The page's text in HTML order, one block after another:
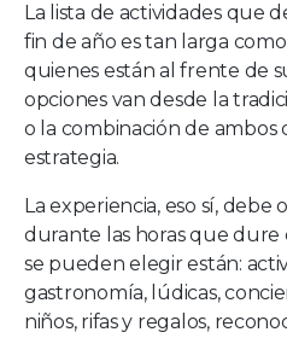
La lista de actividades que
fin de año es tan larga
quienes están al frente de
opciones van desde la
o la combinación de ambos
estrategia.
La experiencia, eso sí, debe
durante las horas que dure
se pueden elegir están:
gastronomía, lúdicas,
niños, rifas y regalos,